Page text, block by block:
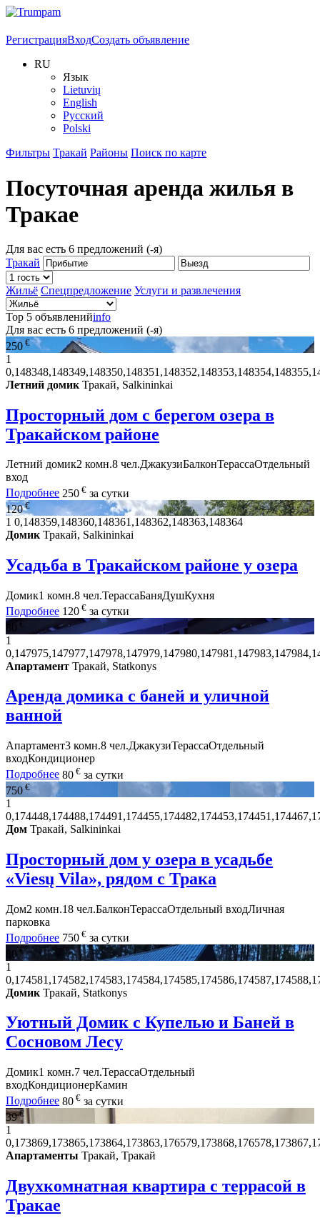
РегистрацияВходСоздать объявление
RU
Язык
Lietuvių
English
Русский
Polski
Фильтры Тракай Районы Поиск по карте
Посуточная аренда жилья в
Тракае
Для вас есть 6 предложений (-я)
Тракай
Жильё Спецпредложение Услуги и развлечения
Top 5 объявленийinfo
Для вас есть 6 предложений (-я)
250 €
1
Летний домик Тракай, Salkininkai
Просторный дом с берегом озера в
Тракайском районе
Летний домик2 комн.8 чел.ДжакузиБалконТерассаОтдельный
вход
Подробнее 250 € за сутки
120€
1 0,148359,148360,148361,148362,148363,148364
Домик Тракай, Salkininkai
Усадьба в Тракайском районе у озера
Домик1 комн.8 чел.ТерассаБаняДушКухня
Подробнее 120 € за сутки
80 €
1
Апартамент Тракай, Statkonys
Аренда домика с баней и уличной
ванной
Апартамент3 комн.8 чел.ДжакузиТерассаОтдельный
входКондиционер
Подробнее 80 € за сутки
750 €
1
Дом Тракай, Salkininkai
Просторный дом у озера в усадьбе
«Viesų Vila», рядом с Трака
Дом2 комн.18 чел.БалконТерассаОтдельный входЛичная
парковка
Подробнее 750 € за сутки
80 €
1
Домик Тракай, Statkonys
Уютный Домик с Купелью и Баней в
Сосновом Лесу
Домик1 комн.7 чел.ТерассаОтдельный
входКондиционерКамин
Подробнее 80 € за сутки
39€
1
Апартаменты Тракай, Тракай
Двухкомнатная квартира с террасой в
Тракае